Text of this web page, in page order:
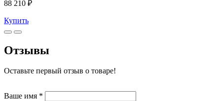
88 210 ₽
Купить
Отзывы
Оставьте первый отзыв о товаре!
Ваше имя *